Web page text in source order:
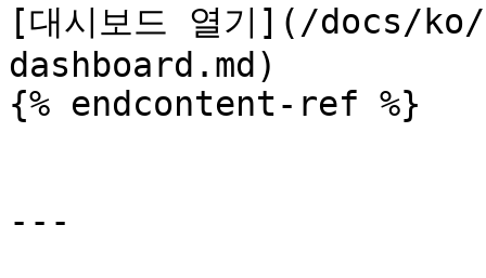
[대시보드 열기](/docs/
dashboard.md)
{% endcontent-ref %}
---